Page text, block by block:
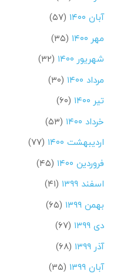
آبان ۱۴۰۰
(۵۷)
مهر ۱۴۰۰
(۳۵)
شهریور ۱۴۰۰
(۳۲)
مرداد ۱۴۰۰
(۳۰)
تیر ۱۴۰۰
(۶۰)
خرداد ۱۴۰۰
(۵۳)
اردیبهشت ۱۴۰۰
(۷۷)
فروردین ۱۴۰۰
(۴۵)
اسفند ۱۳۹۹
(۴۱)
بهمن ۱۳۹۹
(۶۵)
دی ۱۳۹۹
(۶۷)
آذر ۱۳۹۹
(۶۸)
آبان ۱۳۹۹
(۳۵)